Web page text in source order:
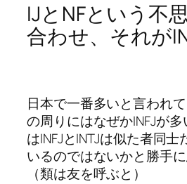
IJとNFという不
合わせ、それが
日本で一番多いと言われ
の周りにはなぜかINFJが
はINFJとINTJは似た者同
いるのではないかと勝手
（類は友を呼ぶと）